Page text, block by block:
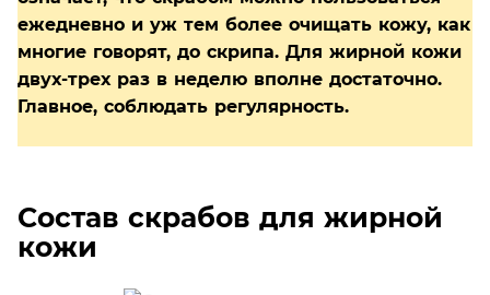
ежедневно и уж тем более очищать кожу, как
многие говорят, до скрипа. Для жирной кожи
двух-трех раз в неделю вполне достаточно.
Главное, соблюдать регулярность.
Состав скрабов для жирной
кожи